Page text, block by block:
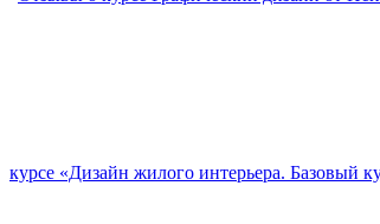
курсе «Дизайн жилого интерьера. Базовый